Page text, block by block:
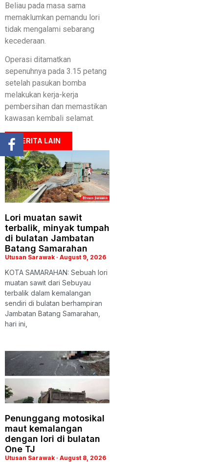
Beliau pada masa sama
memaklumkan pemandu lori
tidak mengalami sebarang
kecederaan.
Operasi ditamatkan
sepenuhnya pada 3.15 petang
setelah pasukan bomba
melakukan kerja-kerja
pembersihan dan memastikan
kawasan kembali selamat.
BERITA LAIN
Lori muatan sawit
terbalik, minyak tumpah
di bulatan Jambatan
Batang Samarahan
Utusan Sarawak August 9, 2026
KOTA SAMARAHAN: Sebuah lori
muatan sawit dari Sebuyau
terbalik dalam kemalangan
sendiri di bulatan berhampiran
Jambatan Batang Samarahan,
hari ini,
Penunggang motosikal
maut kemalangan
dengan lori di bulatan
One TJ
Utusan Sarawak August 8, 2026